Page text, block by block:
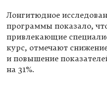
Лонгитюдное
программы показало,
привлекающие
курс, отмечают
и повышение
на 31%.